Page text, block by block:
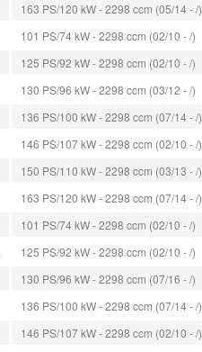
163 PS/120 kW - 2298 ccm (05/14 - /)
101 PS/74 kW - 2298 ccm (02/10 - /)
125 PS/92 kW - 2298 ccm (02/10 - /)
130 PS/96 kW - 2298 ccm (03/12 - /)
136 PS/100 kW - 2298 ccm (07/14 - /)
146 PS/107 kW - 2298 ccm (02/10 - /)
150 PS/110 kW - 2298 ccm (03/13 - /)
163 PS/120 kW - 2298 ccm (07/14 - /)
101 PS/74 kW - 2298 ccm (02/10 - /)
125 PS/92 kW - 2298 ccm (02/10 - /)
130 PS/96 kW - 2298 ccm (07/16 - /)
136 PS/100 kW - 2298 ccm (07/14 - /)
146 PS/107 kW - 2298 ccm (02/10 - /)